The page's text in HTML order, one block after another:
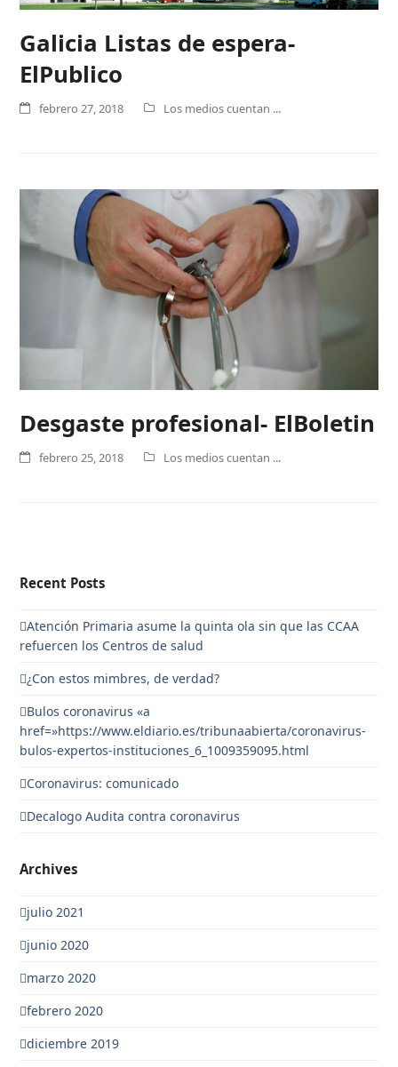
Galicia Listas de espera-
ElPublico
febrero 27, 2018 Los medios cuentan ...
Desgaste profesional- ElBoletin
febrero 25, 2018 Los medios cuentan ...
Recent Posts
Atención Primaria asume la quinta ola sin que las CCAA
refuercen los Centros de salud
¿Con estos mimbres, de verdad?
Bulos coronavirus «a
href=»https://www.eldiario.es/tribunaabierta/coronavirus-
bulos-expertos-instituciones_6_1009359095.html
Coronavirus: comunicado
Decalogo Audita contra coronavirus
Archives
julio 2021
junio 2020
marzo 2020
febrero 2020
diciembre 2019